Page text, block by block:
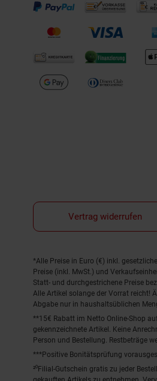
Vertrag widerrufen
Fußnoten
*Alle Preise in Euro (€) inkl.
Preise (inkl. MwSt.) und
Statt- und durchgestrichene Preise
Alle Artikel solange der Vorrat reicht!
Abgabe nur in haushaltsüblichen
**15€ Rabatt im Netto Online-Shop
gekennzeichnete Artikel. Keine
Person und Bestellung. Restbeträge
***Positive Bonitätsprüfung
²⁰Filial-Gutschein gratis zu jeder